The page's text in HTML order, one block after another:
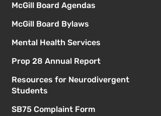
McGill Board Agendas
McGill Board Bylaws
Mental Health Services
Prop 28 Annual Report
Resources for Neurodivergent
Students
SB75 Complaint Form